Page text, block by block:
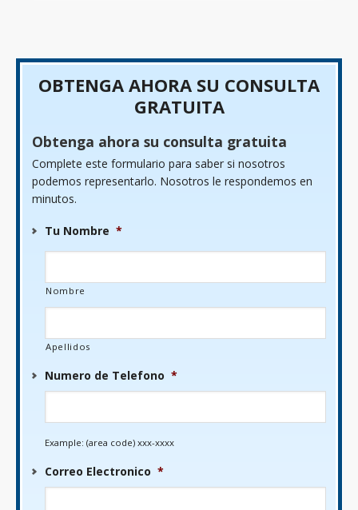
OBTENGA AHORA SU CONSULTA
GRATUITA
Obtenga ahora su consulta gratuita
Complete este formulario para saber si nosotros
podemos representarlo. Nosotros le respondemos en
minutos.
Tu Nombre *
Nombre
Apellidos
Numero de Telefono *
Example: (area code) xxx-xxxx
Correo Electronico *